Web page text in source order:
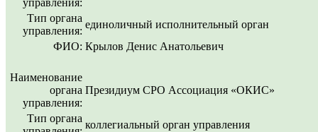
управления:
Тип органа
управления:
единоличный исполнительный орган
ФИО: Крылов Денис Анатольевич
Наименование
органа
управления:
Президиум СРО Ассоциация «ОКИС»
Тип органа
коллегиальный орган управления